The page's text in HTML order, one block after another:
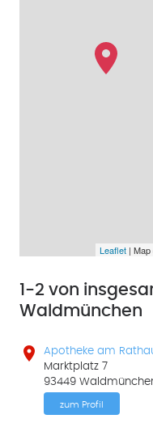
Leaflet |
1-2 von
Waldmünchen

Apotheke am
Marktplatz 7
93449
zum Profil